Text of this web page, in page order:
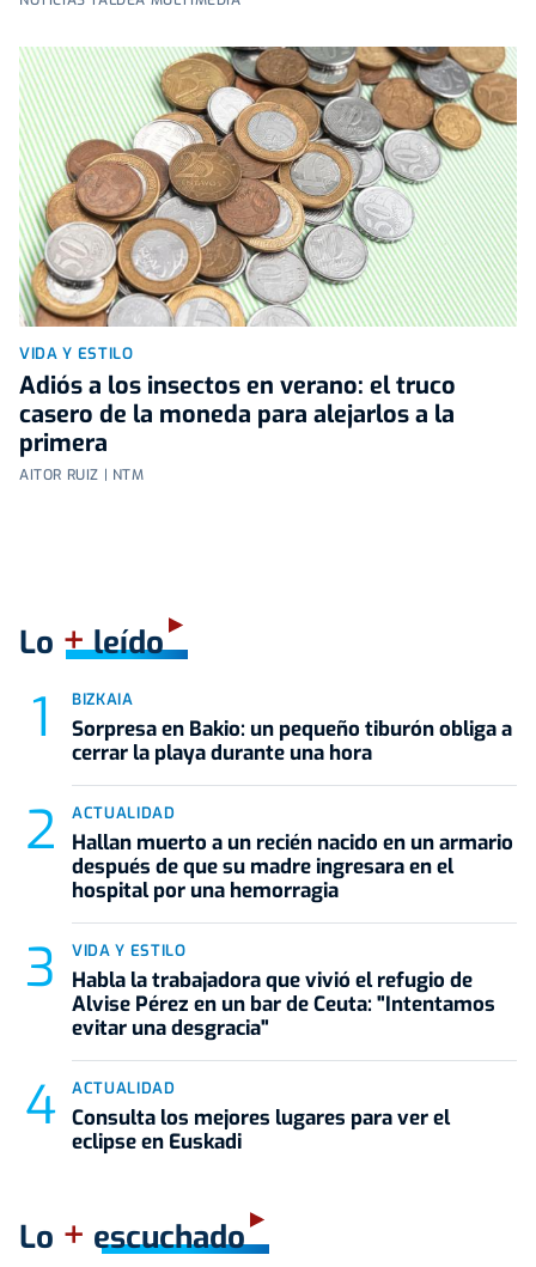
VIDA Y ESTILO
Adiós a los insectos en verano: el truco
casero de la moneda para alejarlos a la
primera
AITOR RUIZ | NTM
Lo +leído
BIZKAIA
Sorpresa en Bakio: un pequeño tiburón obliga a
cerrar la playa durante una hora
ACTUALIDAD
Hallan muerto a un recién nacido en un armario
después de que su madre ingresara en el
hospital por una hemorragia
VIDA Y ESTILO
Habla la trabajadora que vivió el refugio de
Alvise Pérez en un bar de Ceuta: "Intentamos
evitar una desgracia"
ACTUALIDAD
Consulta los mejores lugares para ver el
eclipse en Euskadi
Lo + escuchado